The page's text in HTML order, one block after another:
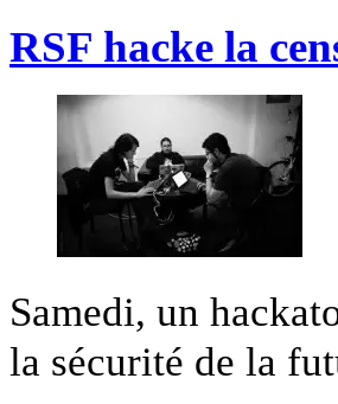
RSF hacke la
Samedi, un
la sécurité de la